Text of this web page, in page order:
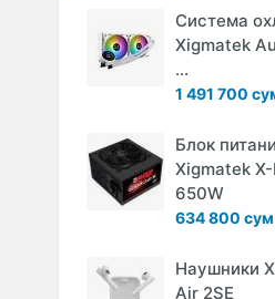
Система
Xigmatek
...
1 491 700
Блок
Xigmatek
650W
634 800 сум
Наушники
Air 2SE